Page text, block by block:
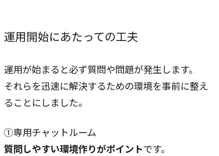
BLOG
CONTACT
運用開始にあたっての工夫
運用が始まると必ず質問や問題が発生します。
それらを迅速に解決するための環境を事前に整え
ることにしました。
①専用チャットルーム
質問しやすい環境作りがポイントです。